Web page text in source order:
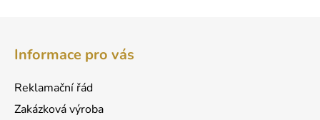
Informace pro vás
Reklamační řád
Zakázková výroba